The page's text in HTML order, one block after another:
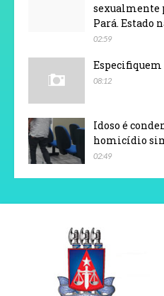
sexualmente
Pará. Estado
02:59
Especifiquem
08:12
Idoso é
homicídio
02:49